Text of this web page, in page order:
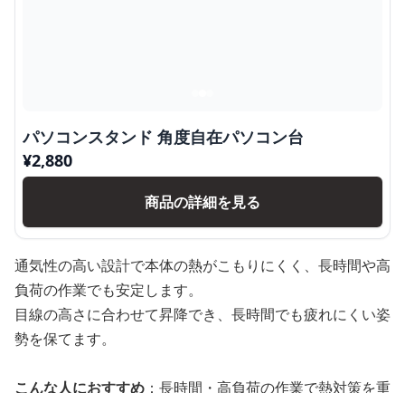
パソコンスタンド 角度自在パソコン台
¥2,880
商品の詳細を見る
通気性の高い設計で本体の熱がこもりにくく、長時間や高
負荷の作業でも安定します。
目線の高さに合わせて昇降でき、長時間でも疲れにくい姿
勢を保てます。
こんな人におすすめ ：長時間・高負荷の作業で熱対策を重